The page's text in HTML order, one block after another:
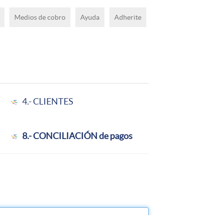
Medios de cobro Ayuda Adherite
4.- CLIENTES
8.- CONCILIACIÓN de pagos